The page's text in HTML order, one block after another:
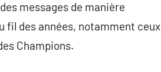
messages de manière
fil des années, notamment ceux
Champions.